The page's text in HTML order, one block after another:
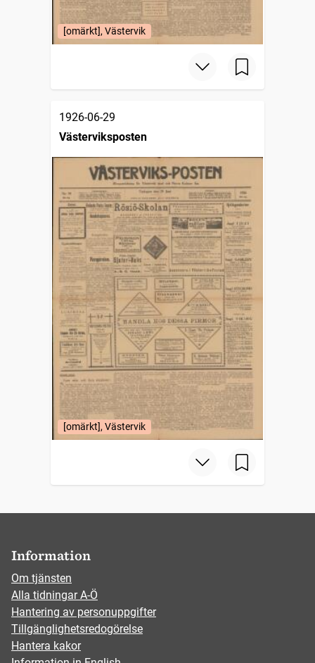
[omärkt], Västervik
1926-06-29
Västerviksposten
[omärkt], Västervik
Information
Om tjänsten
Alla tidningar A-Ö
Hantering av personuppgifter
Tillgänglighetsredogörelse
Hantera kakor